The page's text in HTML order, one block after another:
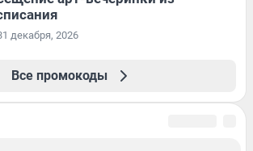
декабря, 2026
Все промокоды